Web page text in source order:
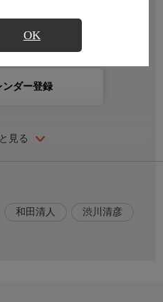
OK
見る
ンダー登録
ライラが抑えられなくなって
敗を重ね、働いていた会社を辞
今ではアットホームな雰囲気の
、ある日彼女は、やはりその会
和田清人 渋川清彦